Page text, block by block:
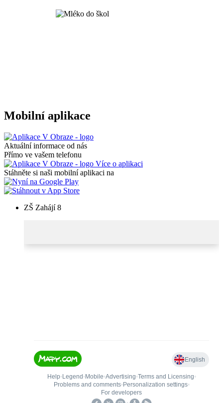
Mobilní aplikace
Aktuální informace od nás
Přímo ve vašem telefonu
Více o aplikaci
Stáhněte si naši mobilní aplikaci na
ZŠ Zahájí 8